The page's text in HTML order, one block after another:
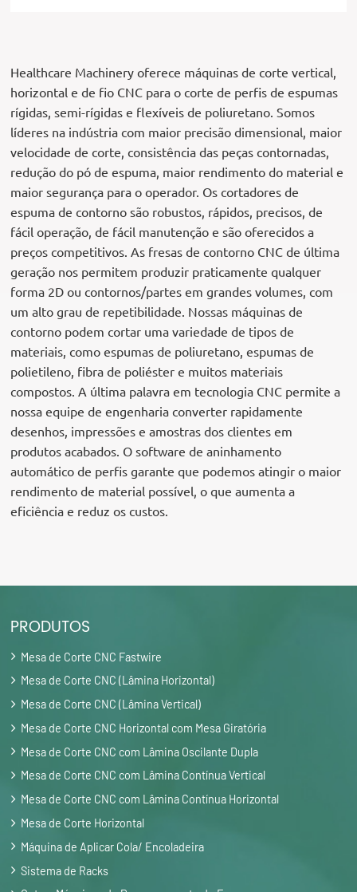
Healthcare Machinery oferece máquinas de corte vertical,
horizontal e de fio CNC para o corte de perfis de espumas
rígidas, semi-rígidas e flexíveis de poliuretano. Somos
líderes na indústria com maior precisão dimensional, maior
velocidade de corte, consistência das peças contornadas,
redução do pó de espuma, maior rendimento do material e
maior segurança para o operador. Os cortadores de
espuma de contorno são robustos, rápidos, precisos, de
fácil operação, de fácil manutenção e são oferecidos a
preços competitivos. As fresas de contorno CNC de última
geração nos permitem produzir praticamente qualquer
forma 2D ou contornos/partes em grandes volumes, com
um alto grau de repetibilidade. Nossas máquinas de
contorno podem cortar uma variedade de tipos de
materiais, como espumas de poliuretano, espumas de
polietileno, fibra de poliéster e muitos materiais
compostos. A última palavra em tecnologia CNC permite a
nossa equipe de engenharia converter rapidamente
desenhos, impressões e amostras dos clientes em
produtos acabados. O software de aninhamento
automático de perfis garante que podemos atingir o maior
rendimento de material possível, o que aumenta a
eficiência e reduz os custos.
PRODUTOS
Mesa de Corte CNC Fastwire
Mesa de Corte CNC (Lâmina Horizontal)
Mesa de Corte CNC (Lâmina Vertical)
Mesa de Corte CNC Horizontal com Mesa Giratória
Mesa de Corte CNC com Lâmina Oscilante Dupla
Mesa de Corte CNC com Lâmina Contínua Vertical
Mesa de Corte CNC com Lâmina Contínua Horizontal
Mesa de Corte Horizontal
Máquina de Aplicar Cola/ Encoladeira
Sistema de Racks